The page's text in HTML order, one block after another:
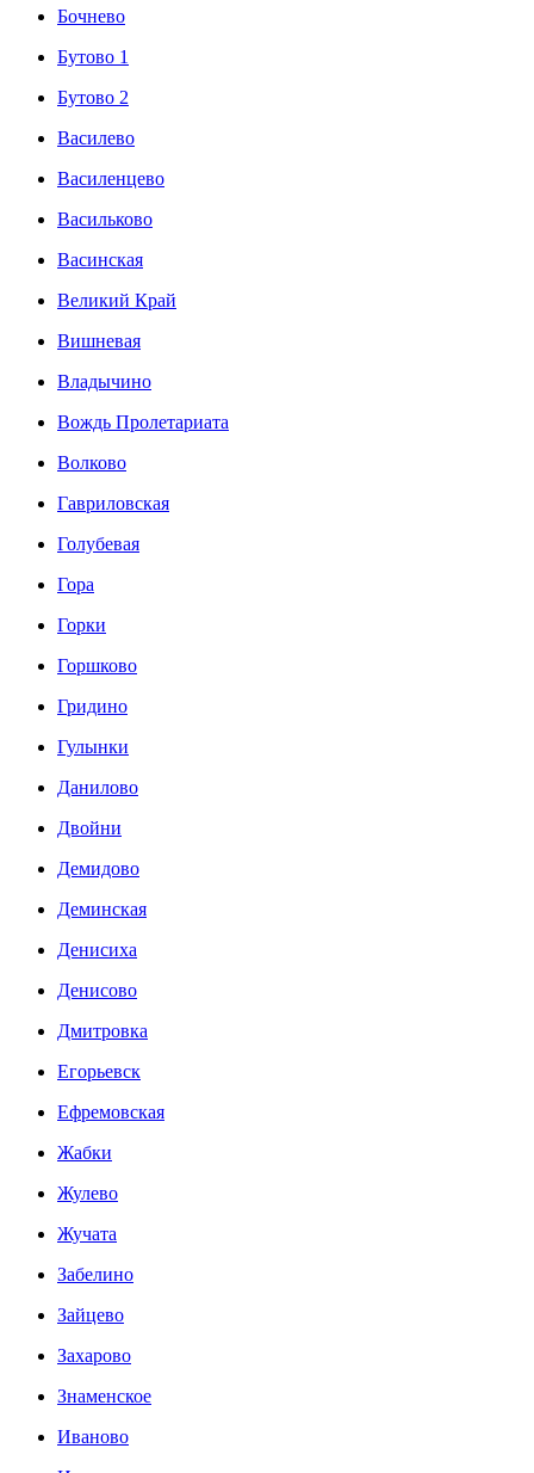
Бочнево
Бутово 1
Бутово 2
Василево
Василенцево
Васильково
Васинская
Великий Край
Вишневая
Владычино
Вождь Пролетариата
Волково
Гавриловская
Голубевая
Гора
Горки
Горшково
Гридино
Гулынки
Данилово
Двойни
Демидово
Деминская
Денисиха
Денисово
Дмитровка
Егорьевск
Ефремовская
Жабки
Жулево
Жучата
Забелино
Зайцево
Захарово
Знаменское
Иваново